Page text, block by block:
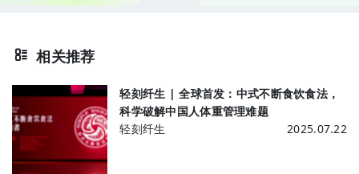
相关推荐
轻刻纤生 | 全球首发：中式不断食饮食法，
科学破解中国人体重管理难题
轻刻纤生
2025.07.22